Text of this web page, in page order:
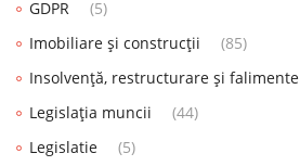
GDPR
(5)
Imobiliare și construcții
(85)
Insolvență, restructurare și falimente
Legislația muncii
(44)
Legislatie
(5)